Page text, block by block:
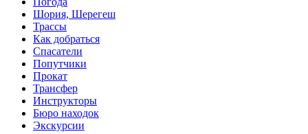
Шория, Шерегеш
Трассы
Как добраться
Спасатели
Попутчики
Прокат
Трансфер
Инструкторы
Бюро находок
Экскурсии